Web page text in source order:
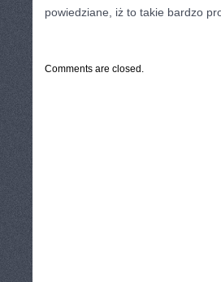
powiedziane, iż to takie bardzo
Comments are closed.